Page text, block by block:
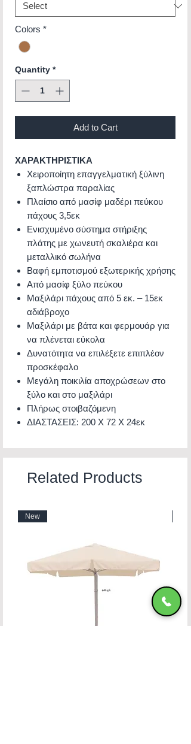
Colors *
Quantity *
Add to Cart
ΧΑΡΑΚΤΗΡΙΣΤΙΚΑ
Χειροποίητη επαγγελματική ξύλινη
ξαπλώστρα παραλίας
Πλαίσιο από μασίφ μαδέρι πεύκου
πάχους 3,5εκ
Ενισχυμένο σύστημα στήριξης
πλάτης με χωνευτή σκαλιέρα και
μεταλλικό σωλήνα
Βαφή εμποτισμού εξωτερικής χρήσης
Από μασίφ ξύλο πεύκου
Μαξιλάρι πάχους από 5 εκ. – 15εκ
αδιάβροχο
Μαξιλάρι με βάτα και φερμουάρ για
να πλένεται εύκολα
Δυνατότητα να επιλέξετε επιπλέον
προσκέφαλο
Μεγάλη ποικιλία αποχρώσεων στο
ξύλο και στο μαξιλάρι
Πλήρως στοιβαζόμενη
ΔΙΑΣΤΑΣΕΙΣ: 200 Χ 72 Χ 24εκ
Related Products
New